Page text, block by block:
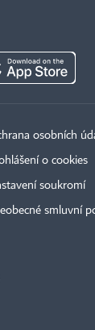
osobních
o cookies
soukromí
smluvní